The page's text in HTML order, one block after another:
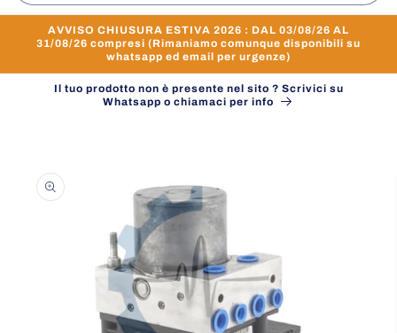
AVVISO CHIUSURA ESTIVA 2026 : DAL 03/08/26 AL
31/08/26 compresi (Rimaniamo comunque disponibili su
whatsapp ed email per urgenze)
Il tuo prodotto non è presente nel sito ? Scrivici su
Whatsapp o chiamaci per info
informazioni
sul prodotto